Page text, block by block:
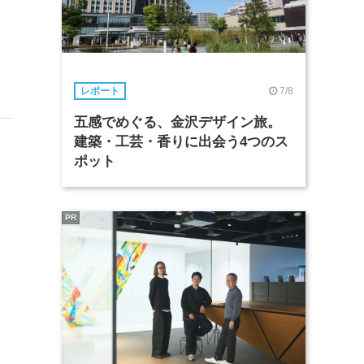
レポート 7/8
五感でめぐる、金沢デザイン旅。
建築・工芸・香りに出会う4つのス
ポット
PR